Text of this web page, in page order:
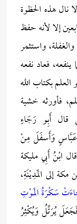
نال هذه الحظوة
إلا لأنه حفظ
واستثمر
فعاد نفعه
بكتاب الله
فأورثه خشية
أَبِو رَجَاءٍ
عَبَّاسٍ وَأَسفَلَ مِنْ
ابْنُ أَبِي مليكة
إلى المَدِيْنَةِ،
سَكْرَةُ المَوْتِ
فَجَعَلَ يُرَتِّلُ وَيُكْثِرُ